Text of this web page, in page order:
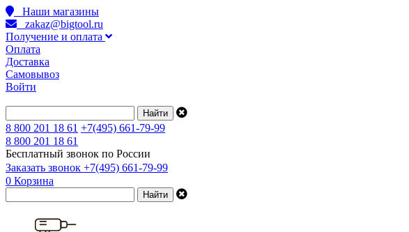
Наши магазины
zakaz@bigtool.ru
Получение и оплата
Оплата
Доставка
Самовывоз
Войти
8 800 201 18 61 +7(495) 661-79-99
8 800 201 18 61
Бесплатный звонок по России
Заказать звонок +7(495) 661-79-99
0 Корзина